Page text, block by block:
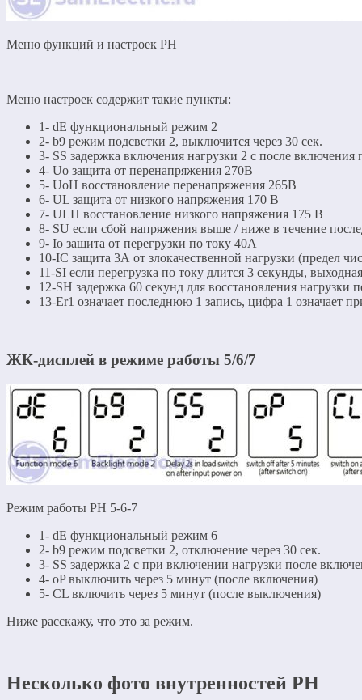
Меню функций и настроек РН
Меню настроек содержит такие пункты:
1- dE функциональный режим 2
2- b9 режим подсветки 2, выключится через 30 сек.
3- SS задержка включения нагрузки 2 с после включения
4- Uo защита от перенапряжения 270В
5- UoH восстановление перенапряжения 265В
6- UL защита от низкого напряжения 170 В
7- ULH восстановление низкого напряжения 175 В
8- SU если сбой напряжения выше / ниже в течение
9- Io защита от перегрузки по току 40А
10-IC защита 3А от злокачественной нагрузки (предел
11-SI если перегрузка по току длится 3 секунды,
12-SH задержка 60 секунд для восстановления нагрузки
13-Er1 означает последнюю 1 запись, цифра 1 означает
ЖК-дисплей в режиме работы 5/6/7
Режим работы РН 5-6-7
1- dE функциональный режим 6
2- b9 режим подсветки 2, отключение через 30 сек.
3- SS задержка 2 с при включении нагрузки после
4- oP выключить через 5 минут (после включения)
5- CL включить через 5 минут (после выключения)
Ниже расскажу, что это за режим.
Несколько фото внутренностей РН